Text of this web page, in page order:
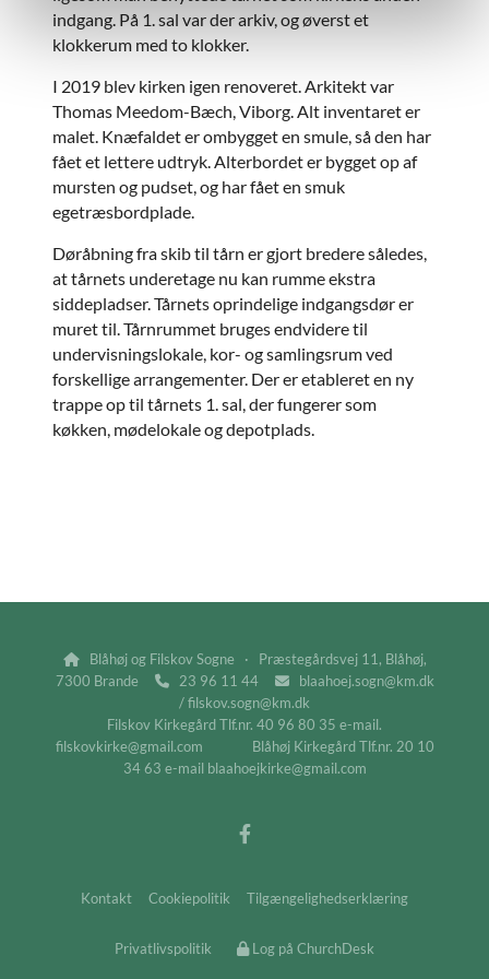
indgang. På 1. sal var der arkiv, og øverst et
klokkerum med to klokker.
I 2019 blev kirken igen renoveret. Arkitekt var
Thomas Meedom-Bæch, Viborg. Alt inventaret er
malet. Knæfaldet er ombygget en smule, så den har
fået et lettere udtryk. Alterbordet er bygget op af
mursten og pudset, og har fået en smuk
egetræsbordplade.
Døråbning fra skib til tårn er gjort bredere således,
at tårnets underetage nu kan rumme ekstra
siddepladser. Tårnets oprindelige indgangsdør er
muret til. Tårnrummet bruges endvidere til
undervisningslokale, kor- og samlingsrum ved
forskellige arrangementer. Der er etableret en ny
trappe op til tårnets 1. sal, der fungerer som
køkken, mødelokale og depotplads.
Blåhøj og Filskov Sogne · Præstegårdsvej 11, Blåhøj,
7300 Brande
23 96 11 44 blaahoej.sogn@km.dk
/ filskov.sogn@km.dk
Filskov Kirkegård Tlf.nr. 40 96 80 35 e-mail.
filskovkirke@gmail.com Blåhøj Kirkegård Tlf.nr. 20 10
34 63 e-mail blaahoejkirke@gmail.com
Kontakt Cookiepolitik Tilgængelighedserklæring
Privatlivspolitik Log på ChurchDesk